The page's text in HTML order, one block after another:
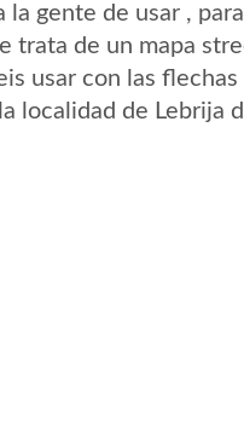
la gente de usar ,
trata de un mapa
usar con las flechas
localidad de Lebrija